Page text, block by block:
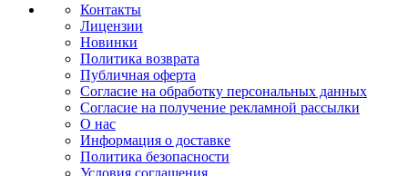
Контакты
Лицензии
Новинки
Политика возврата
Публичная оферта
Согласие на обработку персональных данных
Согласие на получение рекламной рассылки
О нас
Информация о доставке
Политика безопасности
Условия соглашения